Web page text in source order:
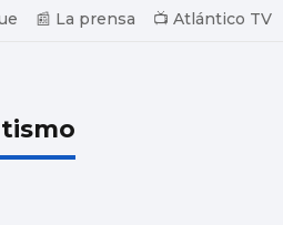
📰 La prensa 📺 Atlántico TV